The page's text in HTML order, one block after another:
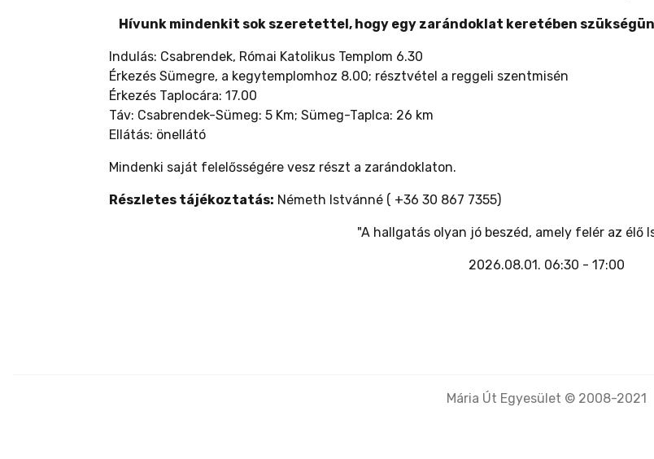
Hívunk mindenkit sok szeretettel, hogy egy zarándoklat keretében
Indulás: Csabrendek, Római Katolikus Templom 6.30
Érkezés Sümegre, a kegytemplomhoz 8.00; résztvétel a reggeli szentmisén
Érkezés Taplocára: 17.00
Táv: Csabrendek-Sümeg: 5 Km; Sümeg-Taplca: 26 km
Ellátás: önellátó
Mindenki saját felelősségére vesz részt a zarándoklaton.
Részletes tájékoztatás: Németh Istvánné ( +36 30 867 7355)
"A hallgatás olyan jó beszéd, amely felér az élő
2026.08.01. 06:30 - 17:00
Mária Út Egyesület © 2008-2021